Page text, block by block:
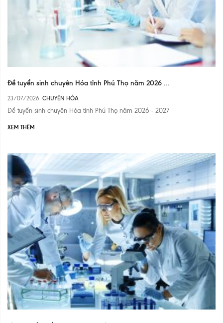
Đề tuyển sinh chuyên Hóa tỉnh Phú Thọ năm 2026 ...
23/07/2026 CHUYÊN HÓA
Đề tuyển sinh chuyên Hóa tỉnh Phú Thọ năm 2026 - 2027
XEM THÊM